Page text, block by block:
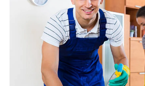
SERVIÇOS DE SEGURANÇA TERCEIRIZADA
SERVIÇOS DE ZELADORIA
SERVIÇOS TERCEIRIZADOS DE ZELADORIA
SISTEMAS DE CÂMERAS